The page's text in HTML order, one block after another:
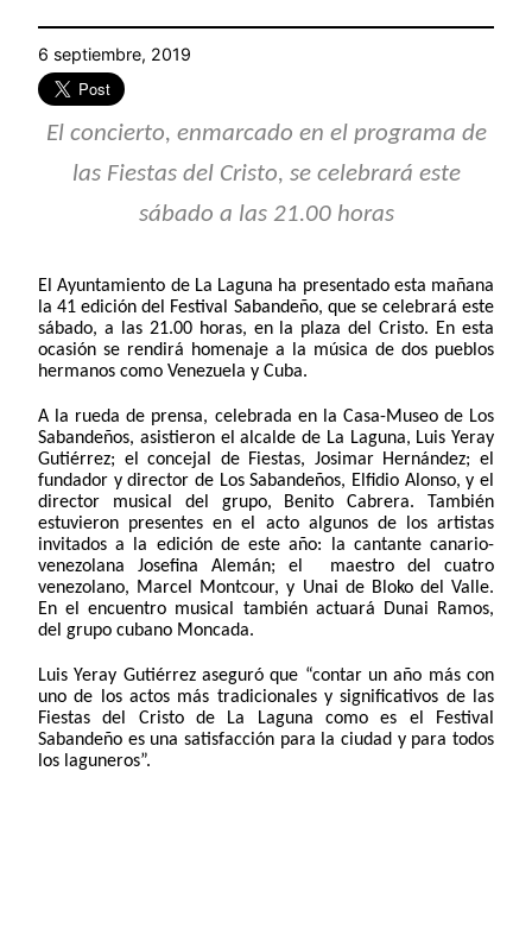
6 septiembre, 2019
El concierto, enmarcado en el programa de
las Fiestas del Cristo, se celebrará este
sábado a las 21.00 horas
El Ayuntamiento de La Laguna ha presentado esta mañana
la 41 edición del Festival Sabandeño, que se celebrará este
sábado, a las 21.00 horas, en la plaza del Cristo. En esta
ocasión se rendirá homenaje a la música de dos pueblos
hermanos como Venezuela y Cuba.
A la rueda de prensa, celebrada en la Casa-Museo de Los
Sabandeños, asistieron el alcalde de La Laguna, Luis Yeray
Gutiérrez; el concejal de Fiestas, Josimar Hernández; el
fundador y director de Los Sabandeños, Elfidio Alonso, y el
director musical del grupo, Benito Cabrera. También
estuvieron presentes en el acto algunos de los artistas
invitados a la edición de este año: la cantante canario-
venezolana Josefina Alemán; el maestro del cuatro
venezolano, Marcel Montcour, y Unai de Bloko del Valle.
En el encuentro musical también actuará Dunai Ramos,
del grupo cubano Moncada.
Luis Yeray Gutiérrez aseguró que “contar un año más con
uno de los actos más tradicionales y significativos de las
Fiestas del Cristo de La Laguna como es el Festival
Sabandeño es una satisfacción para la ciudad y para todos
los laguneros”.